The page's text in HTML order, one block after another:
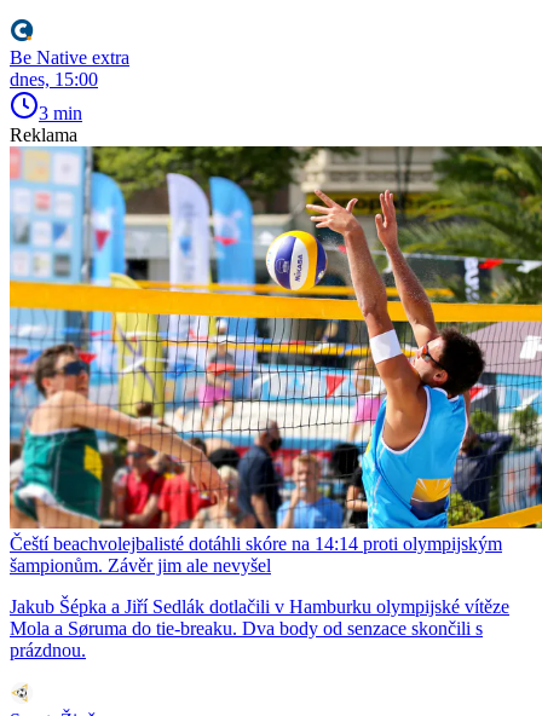
Be Native extra
dnes, 15:00
3 min
Reklama
Čeští beachvolejbalisté dotáhli skóre na 14:14 proti olympijským
šampionům. Závěr jim ale nevyšel
Jakub Šépka a Jiří Sedlák dotlačili v Hamburku olympijské vítěze
Mola a Søruma do tie-breaku. Dva body od senzace skončili s
prázdnou.